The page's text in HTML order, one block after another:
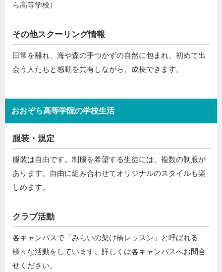
ら高等学校）
その他スクーリング情報
日常を離れ、海や森の手つかずの自然に包まれ、初めて出
会う人たちと感動を共有しながら、成長できます。
おおぞら高等学院の学校生活
服装・規定
服装は自由です。制服を希望する生徒には、複数の制服が
あります。自由に組み合わせてオリジナルのスタイルも楽
しめます。
クラブ活動
各キャンパスで「みらいの架け橋レッスン」と呼ばれる
様々な活動をしています。詳しくは各キャンパスへお問合
せください。